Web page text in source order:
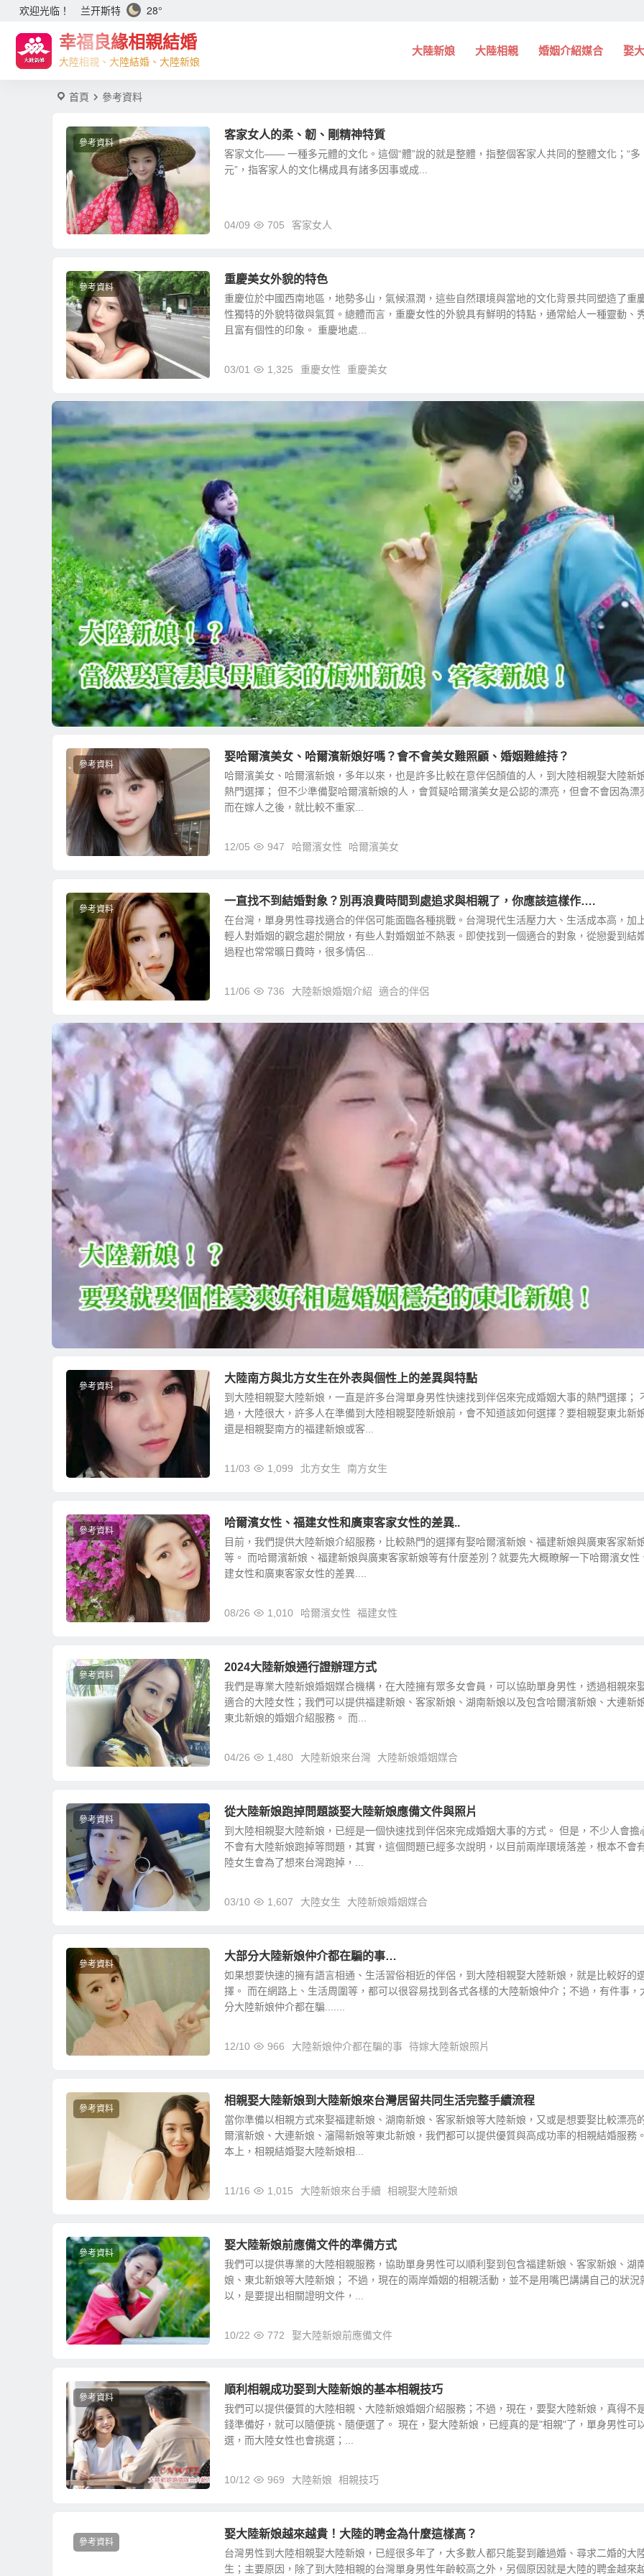
欢迎光临！ 兰开斯特 28°
幸福良緣相親結婚
大陸相親、大陸結婚、大陸新娘
大陸新娘 大陸相親 婚姻介紹媒合 娶
首頁 參考資料
參考資料
客家女人的柔、韌、剛精神特質
客家文化—— 一種多元體的文化。這個“體”說的就是整體，指整個客家人共同的整體文化；“多
元”，指客家人的文化構成具有諸多因事或成...
04/09 705 客家女人
參考資料
重慶美女外貌的特色
重慶位於中國西南地區，地勢多山，氣候濕潤，這些自然環境與當地的文化背景共同塑造了重
性獨特的外貌特徵與氣質。總體而言，重慶女性的外貌具有鮮明的特點，通常給人一種靈動、
且富有個性的印象。 重慶地處...
03/01 1,325 重慶女性 重慶美女
參考資料
娶哈爾濱美女、哈爾濱新娘好嗎？會不會美女難照顧、婚姻難維持？
哈爾濱美女、哈爾濱新娘，多年以來，也是許多比較在意伴侶顏值的人，到大陸相親娶大陸新
熱門選擇； 但不少準備娶哈爾濱新娘的人，會質疑哈爾濱美女是公認的漂亮，但會不會因為漂
而在嫁人之後，就比較不重家...
12/05 947 哈爾濱女性 哈爾濱美女
參考資料
一直找不到結婚對象？別再浪費時間到處追求與相親了，你應該這樣作….
在台灣，單身男性尋找適合的伴侶可能面臨各種挑戰。台灣現代生活壓力大、生活成本高，加
輕人對婚姻的觀念趨於開放，有些人對婚姻並不熱衷。即使找到一個適合的對象，從戀愛到結
過程也常常曠日費時，很多情侶...
11/06 736 大陸新娘婚姻介紹 適合的伴侶
參考資料
大陸南方與北方女生在外表與個性上的差異與特點
到大陸相親娶大陸新娘，一直是許多台灣單身男性快速找到伴侶來完成婚姻大事的熱門選擇；
過，大陸很大，許多人在準備到大陸相親娶陸新娘前，會不知道該如何選擇？要相親娶東北新
還是相親娶南方的福建新娘或客...
11/03 1,099 北方女生 南方女生
參考資料
哈爾濱女性、福建女性和廣東客家女性的差異..
目前，我們提供大陸新娘介紹服務，比較熱門的選擇有娶哈爾濱新娘、福建新娘與廣東客家新
等。 而哈爾濱新娘、福建新娘與廣東客家新娘等有什麼差別？就要先大概瞭解一下哈爾濱女性
建女性和廣東客家女性的差異....
08/26 1,010 哈爾濱女性 福建女性
參考資料
2024大陸新娘通行證辦理方式
我們是專業大陸新娘婚姻媒合機構，在大陸擁有眾多女會員，可以協助單身男性，透過相親來
適合的大陸女性；我們可以提供福建新娘、客家新娘、湖南新娘以及包含哈爾濱新娘、大連新
東北新娘的婚姻介紹服務。 而...
04/26 1,480 大陸新娘來台灣 大陸新娘婚姻媒合
參考資料
從大陸新娘跑掉問題談娶大陸新娘應備文件與照片
到大陸相親娶大陸新娘，已經是一個快速找到伴侶來完成婚姻大事的方式。 但是，不少人會擔
不會有大陸新娘跑掉等問題，其實，這個問題已經多次說明，以目前兩岸環境落差，根本不會
陸女生會為了想來台灣跑掉，...
03/10 1,607 大陸女生 大陸新娘婚姻媒合
參考資料
大部分大陸新娘仲介都在騙的事…
如果想要快速的擁有語言相通、生活習俗相近的伴侶，到大陸相親娶大陸新娘，就是比較好的
擇。 而在網路上、生活周圍等，都可以很容易找到各式各樣的大陸新娘仲介；不過，有件事，
分大陸新娘仲介都在騙.......
12/10 966 大陸新娘仲介都在騙的事 待嫁大陸新娘照片
參考資料
相親娶大陸新娘到大陸新娘來台灣居留共同生活完整手續流程
當你準備以相親方式來娶福建新娘、湖南新娘、客家新娘等大陸新娘，又或是想要娶比較漂亮
爾濱新娘、大連新娘、瀋陽新娘等東北新娘，我們都可以提供優質與高成功率的相親結婚服務
本上，相親結婚娶大陸新娘相...
11/16 1,015 大陸新娘來台手續 相親娶大陸新娘
參考資料
娶大陸新娘前應備文件的準備方式
我們可以提供專業的大陸相親服務，協助單身男性可以順利娶到包含福建新娘、客家新娘、湖
娘、東北新娘等大陸新娘； 不過，現在的兩岸婚姻的相親活動，並不是用嘴巴講講自己的狀況
以，是要提出相關證明文件，...
10/22 772 娶大陸新娘前應備文件
參考資料
順利相親成功娶到大陸新娘的基本相親技巧
我們可以提供優質的大陸相親、大陸新娘婚姻介紹服務；不過，現在，要娶大陸新娘，真得不
錢準備好，就可以隨便挑、隨便選了。 現在，娶大陸新娘，已經真的是"相親"了，單身男性可
選，而大陸女性也會挑選；...
10/12 969 大陸新娘 相親技巧
參考資料
娶大陸新娘越來越貴！大陸的聘金為什麼這樣高？
台灣男性到大陸相親娶大陸新娘，已經很多年了，大多數人都只能娶到離過婚、尋求二婚的大
生；主要原因，除了到大陸相親的台灣單身男性年齡較高之外，另個原因就是大陸的聘金越來